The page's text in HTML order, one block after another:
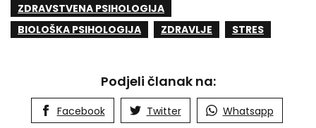
ZDRAVSTVENA PSIHOLOGIJA
BIOLOŠKA PSIHOLOGIJA
ZDRAVLJE STRES
Podjeli članak na:
Facebook Twitter Whatsapp